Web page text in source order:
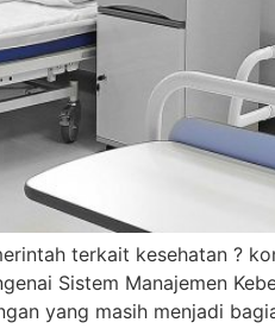
terkait kesehatan ?
Sistem Manajemen
yang masih menjadi